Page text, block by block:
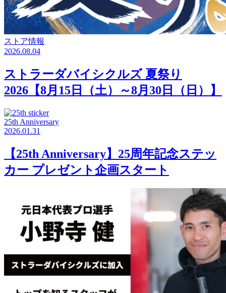
ストア情報
2026.08.04
ストラーダバイシクルズ 夏祭り
2026【8月15日（土）～8月30日（日）】
25th Anniversary
2026.01.31
【25th Anniversary】25周年記念ステッ
カー プレゼント企画スタート